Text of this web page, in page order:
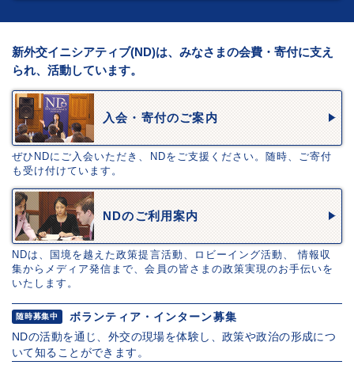
新外交イニシアティブ(ND)は、みなさまの会費・寄付に支え
られ、活動しています。
入会・寄付のご案内
ぜひNDにご入会いただき、NDをご支援ください。随時、ご寄付
も受け付けています。
NDのご利用案内
NDは、国境を越えた政策提言活動、ロビーイング活動、 情報収
集からメディア発信まで、会員の皆さまの政策実現のお手伝いを
いたします。
随時募集中
ボランティア・インターン募集
NDの活動を通じ、外交の現場を体験し、政策や政治の形成につ
いて知ることができます。